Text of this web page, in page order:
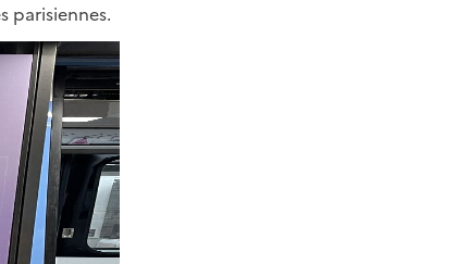
parisiennes.